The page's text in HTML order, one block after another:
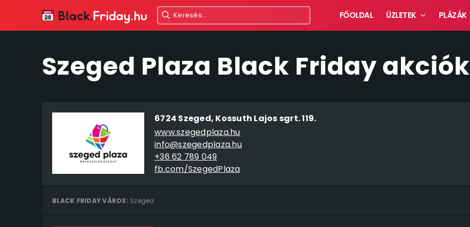
FŐOLDAL ÜZLETEK PLÁZÁK
Szeged Plaza Black Friday akciók
6724 Szeged, Kossuth Lajos sgrt. 119.
www.szegedplaza.hu
info@szegedplaza.hu
+36 62 789 049
fb.com/SzegedPlaza
BLACK FRIDAY VÁROS: Szeged